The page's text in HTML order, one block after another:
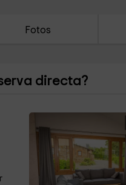
Fotos
directa?